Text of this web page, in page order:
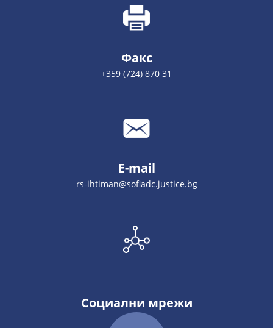
Факс
+359 (724) 870 31
E-mail
rs-ihtiman@sofiadc.justice.bg
Социални мрежи